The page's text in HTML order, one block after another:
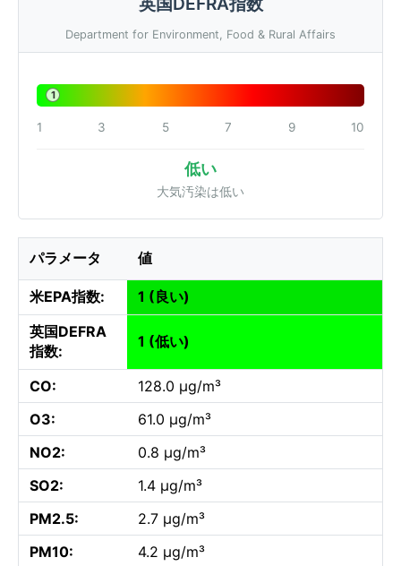
Department for Environment, Food & Rural Affairs
1
1 3 5 7 9 10
低い
大気汚染は低い
パラメータ 値
米EPA指数:
1 (良い)
英国DEFRA
指数:
1 (低い)
CO:
128.0 µg/m³
O3:
61.0 µg/m³
NO2:
0.8 µg/m³
SO2:
1.4 µg/m³
PM2.5:
2.7 µg/m³
PM10:
4.2 µg/m³